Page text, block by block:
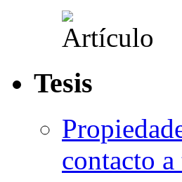
Tesis
contacto